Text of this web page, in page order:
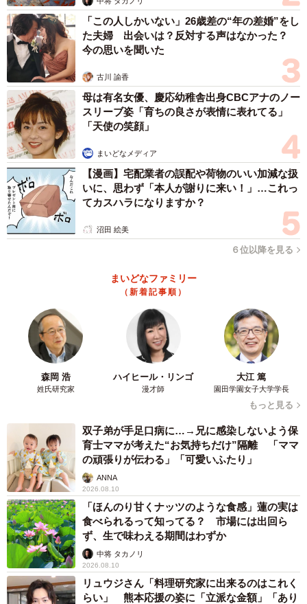
「この人しかいない」26歳差の“年の差婚”をし
た夫婦 出会いは？反対する声はなかった？
今の思いを聞いた
古川 諭香
母は有名女優、慶応幼稚舎出身CBCアナのノー
スリーブ姿「育ちの良さが表情に表れてる」
「天使の笑顔」
まいどなメディア
【漫画】宅配業者の誤配や荷物のいい加減な扱
いに、思わず「本人が謝りに来い！」…これっ
てカスハラになりますか？
沼田 絵美
６位以降を見る
まいどなファミリー
（新着記事順）
森岡 浩
姓氏研究家
ハイヒール・リンゴ
漫才師
大江 篤
園田学園女子大学学長
もっと見る
双子弟が手足口病に…→兄に感染しないよう保
育士ママが考えた“お気持ちだけ”隔離 「ママ
の頑張りが伝わる」「可愛いふたり」
ANNA
2026.08.10
「ほんのり甘くナッツのような食感」蓮の実は
食べられるって知ってる？ 市場には出回ら
ず、生で味わえる期間はわずか
中将 タカノリ
2026.08.10
リュウジさん「料理研究家に出来るのはこれく
らい」 熊本応援の姿に「立派な金額」「あり